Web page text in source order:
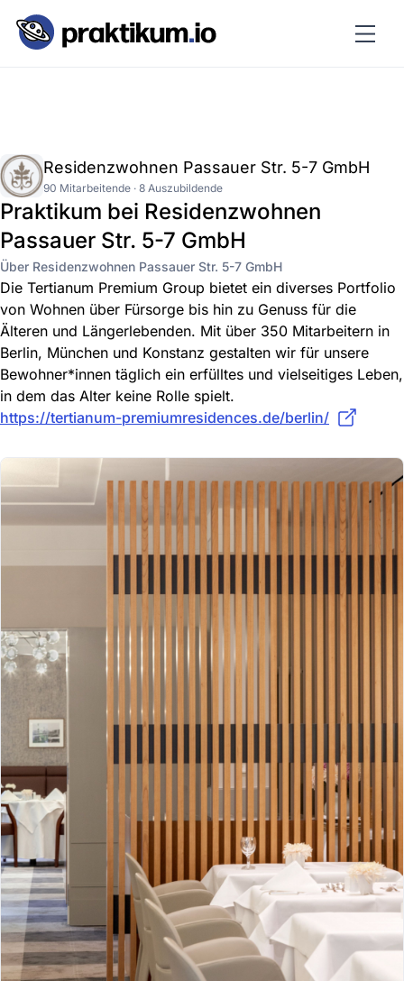
Residenzwohnen Passauer Str. 5-7 GmbH
90 Mitarbeitende · 8 Auszubildende
Praktikum bei Residenzwohnen
Passauer Str. 5-7 GmbH
Über Residenzwohnen Passauer Str. 5-7 GmbH
Die Tertianum Premium Group bietet ein diverses Portfolio
von Wohnen über Fürsorge bis hin zu Genuss für die
Älteren und Längerlebenden. Mit über 350 Mitarbeitern in
Berlin, München und Konstanz gestalten wir für unsere
Bewohner*innen täglich ein erfülltes und vielseitiges Leben,
in dem das Alter keine Rolle spielt.
https://tertianum-premiumresidences.de/berlin/